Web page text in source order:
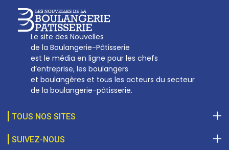
Le site des Nouvelles
de la Boulangerie-Pâtisserie
est le média en ligne pour les chefs
d’entreprise, les boulangers
et boulangères et tous les acteurs du secteur
de la boulangerie-pâtisserie.
TOUS NOS SITES
SUIVEZ-NOUS